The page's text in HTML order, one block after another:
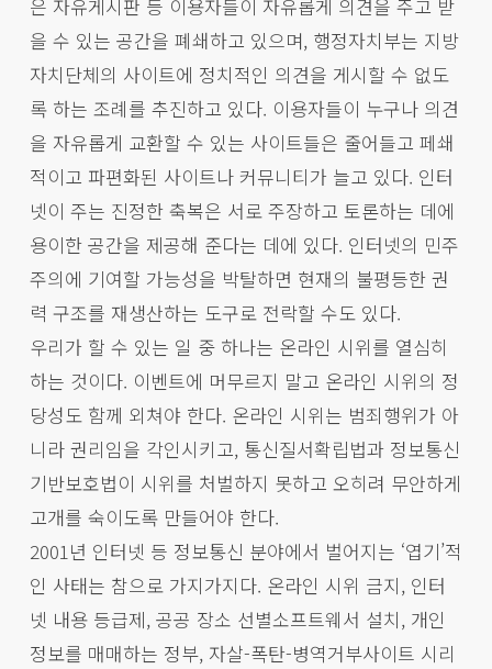
은 자유게시판 등 이용자들이 자유롭게 의견을 주고 받
을 수 있는 공간을 폐쇄하고 있으며, 행정자치부는 지방
자치단체의 사이트에 정치적인 의견을 게시할 수 없도
록 하는 조례를 추진하고 있다. 이용자들이 누구나 의견
을 자유롭게 교환할 수 있는 사이트들은 줄어들고 페쇄
적이고 파편화된 사이트나 커뮤니티가 늘고 있다. 인터
넷이 주는 진정한 축복은 서로 주장하고 토론하는 데에
용이한 공간을 제공해 준다는 데에 있다. 인터넷의 민주
주의에 기여할 가능성을 박탈하면 현재의 불평등한 권
력 구조를 재생산하는 도구로 전락할 수도 있다.
우리가 할 수 있는 일 중 하나는 온라인 시위를 열심히
하는 것이다. 이벤트에 머무르지 말고 온라인 시위의 정
당성도 함께 외쳐야 한다. 온라인 시위는 범죄행위가 아
니라 권리임을 각인시키고, 통신질서확립법과 정보통신
기반보호법이 시위를 처벌하지 못하고 오히려 무안하게
고개를 숙이도록 만들어야 한다.
2001년 인터넷 등 정보통신 분야에서 벌어지는 ‘엽기’적
인 사태는 참으로 가지가지다. 온라인 시위 금지, 인터
넷 내용 등급제, 공공 장소 선별소프트웨서 설치, 개인
정보를 매매하는 정부, 자살-폭탄-병역거부사이트 시리